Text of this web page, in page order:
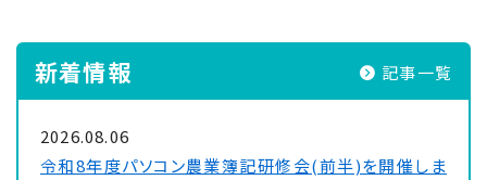
新着情報 記事一覧
2026.08.06
令和8年度パソコン農業簿記研修会(前半)を開催しま